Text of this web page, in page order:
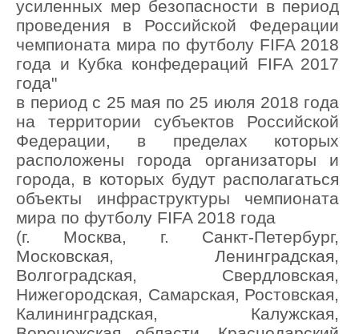
усиленных мер безопасности в период
проведения в Российской Федерации
чемпионата мира по футболу FIFA 2018
года и Кубка конфедераций FIFA 2017
года"
в период с 25 мая по 25 июля 2018 года
на территории субъектов Российской
Федерации, в пределах которых
расположены города организаторы и
города, в которых будут располагаться
объекты инфраструктуры чемпионата
мира по футболу FIFA 2018 года
(г. Москва, г. Санкт-Петербург,
Московская, Ленинградская,
Волгоградская, Свердловская,
Нижегородская, Самарская, Ростовская,
Калининградская, Калужская,